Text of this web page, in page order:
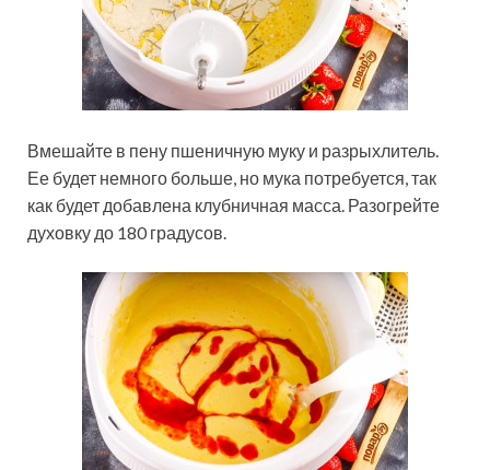
Вмешайте в пену пшеничную муку и разрыхлитель.
Ее будет немного больше, но мука потребуется, так
как будет добавлена клубничная масса. Разогрейте
духовку до 180 градусов.